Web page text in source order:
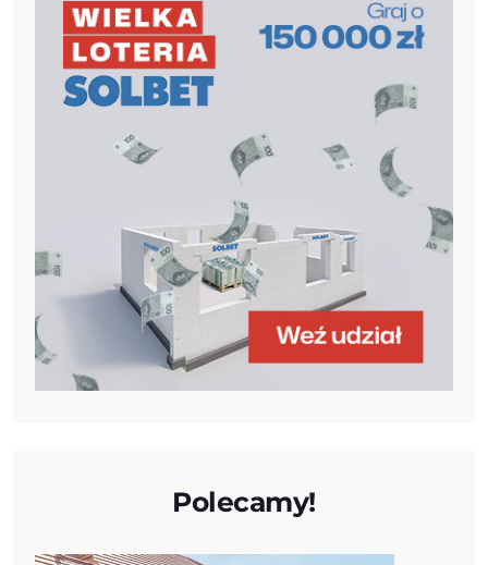
Polecamy!